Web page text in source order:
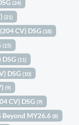
(24)
(21)
CV) DSG(18)
(15)
DSG(11)
DSG(10)
(9)
CV) DSG(9)
Beyond MY26.6(8)